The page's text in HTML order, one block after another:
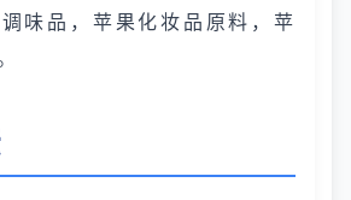
味品，苹果化妆品原料，苹